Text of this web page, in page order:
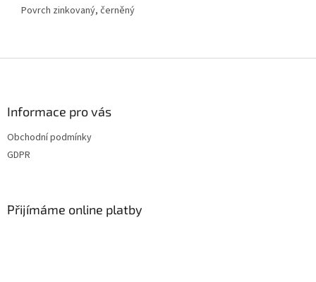
Povrch zinkovaný, černěný
Informace pro vás
Obchodní podmínky
GDPR
Přijímáme online platby